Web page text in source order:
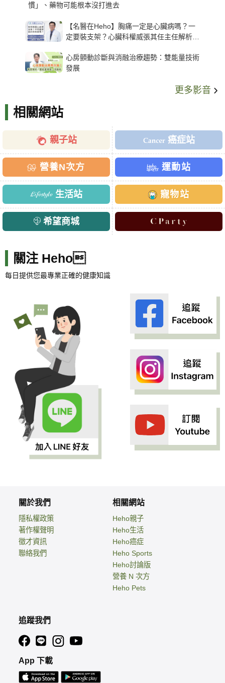
慣」、藥物可能根本沒打進去
【名醫在Heho】胸痛一定是心臟病嗎？一
定要裝支架？心臟科權威張其任主任解析支
心房顫動診斷與消融治療趨勢：雙能量技術
發展
更多影音
相關網站
親子站 癌症站
營養N次方 運動站
生活站 寵物站
希望商城
關注 Heho
每日提供您最專業正確的健康知識
關於我們
隱私權政策
著作權聲明
徵才資訊
聯絡我們
相關網站
Heho親子
Heho生活
Heho癌症
Heho Sports
Heho討論版
營養 N 次方
Heho Pets
追蹤我們
App 下載